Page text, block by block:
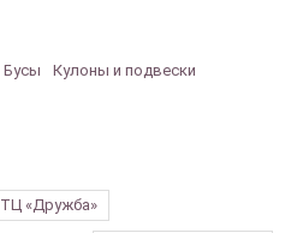
Бусы
Кулоны и подвески
ТЦ «Дружба»